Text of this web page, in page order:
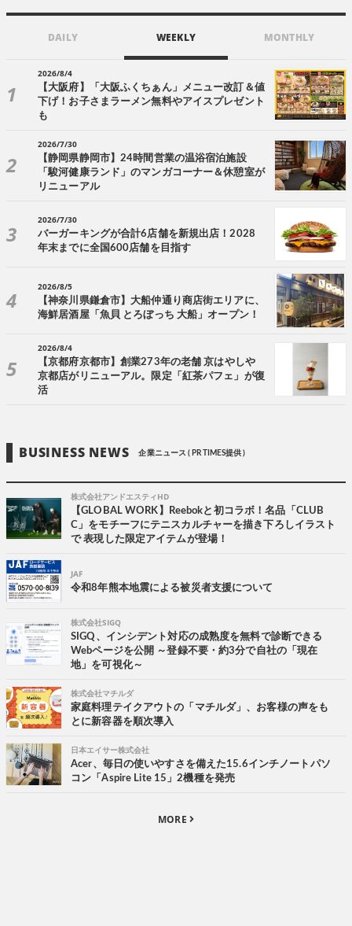
DAILY WEEKLY MONTHLY
2026/8/4
【大阪府】「大阪ふくちぁん」メニュー改訂＆値
下げ！お子さまラーメン無料やアイスプレゼント
も
2026/7/30
【静岡県静岡市】24時間営業の温浴宿泊施設
「駿河健康ランド」のマンガコーナー＆休憩室が
リニューアル
2026/7/30
バーガーキングが合計6店舗を新規出店！2028
年末までに全国600店舗を目指す
2026/8/5
【神奈川県鎌倉市】大船仲通り商店街エリアに、
海鮮居酒屋「魚貝 とろぼっち 大船」オープン！
2026/8/4
【京都府京都市】創業273年の老舗 京はやしや
京都店がリニューアル。限定「紅茶パフェ」が復
活
BUSINESS NEWS 企業ニュース ( PR TIMES提供 )
株式会社アンドエスティHD
【GLOBAL WORK】Reebokと初コラボ！名品「CLUB
C」をモチーフにテニスカルチャーを描き下ろしイラスト
で 表現した限定アイテムが登場！
JAF
令和8年熊本地震による被災者支援について
株式会社SIGQ
SIGQ、インシデント対応の成熟度を無料で診断できる
Webページを公開 ～登録不要・約3分で自社の「現在
地」を可視化～
株式会社マチルダ
家庭料理テイクアウトの「マチルダ」、お客様の声をも
とに新容器を順次導入
日本エイサー株式会社
Acer、毎日の使いやすさを備えた15.6インチノートパソ
コン「Aspire Lite 15」2機種を発売
MORE